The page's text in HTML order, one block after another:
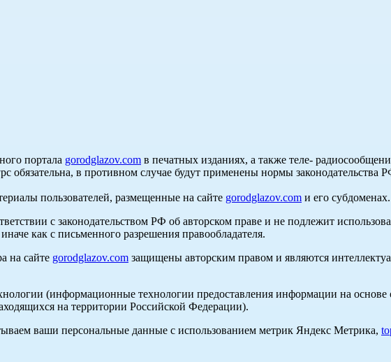
портала gorodglazov.com в печатных изданиях, а также теле-
обязательна, в противном случае будут применены нормы
пользователей, размещенные на сайте gorodglazov.com и его субдоменах.
с законодательством РФ об авторском праве и не подлежит
как с письменного разрешения правообладателя.
на сайте gorodglazov.com защищены авторским правом и являются
(информационные технологии предоставления информации на основе
на территории Российской Федерации).
ваши персональные данные с использованием метрик Яндекс Метрика,